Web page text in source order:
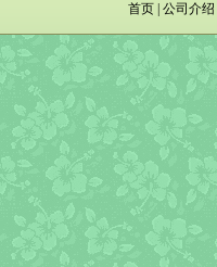
首页 公司介绍